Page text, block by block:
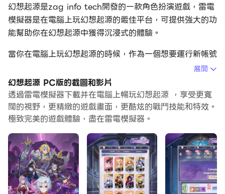
幻想起源是zag info tech開發的一款角色扮演遊戲，雷電
模擬器是在電腦上玩幻想起源的最佳平台，可提供強大的功
能幫助你在幻想起源中獲得沉浸式的體驗。
當你在電腦上玩幻想起源的時候，作為一個想要運行新帳號
的初始玩家，多開和同步器功能對於首抽是非常有用的。你
可以使用他們去複製多個模擬器然後開始同步過程。綁定您
的帳號直到您抽到喜歡的英雄。
此外，操作錄製對於那些需要你升級和完成任務的遊戲是一
複主實例的操作。通過這樣做，您可以同時執行2個或更多
的帳戶。你可以總在其他人之前得到你想要的英雄！這要歸
功於更快的刷初始和更省時的召喚！現在就開始在電腦上下
載和玩幻想起源吧！
展開
幻想起源 PC版的截圖和影片
透過雷電模擬器下載并在電腦上暢玩幻想起源 ，享受更寬
闊的視野，更精緻的遊戲畫面，更酷炫的戰鬥技能和特效。
極致完美的遊戲體驗，盡在雷電模擬器。